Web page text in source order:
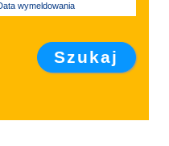
wymeldowania